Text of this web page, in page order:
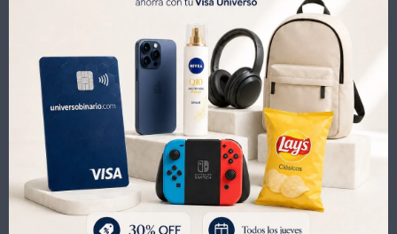
Productos que te pueden interesar